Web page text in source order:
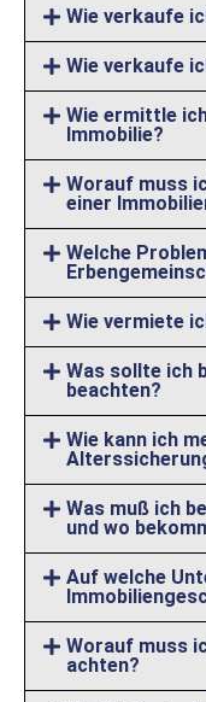
Wie verkaufe
Wie verkaufe
Wie ermittle
Immobilie?
Worauf muss
einer
Welche
Wie vermiete
Was sollte ich
beachten?
Wie kann ich
Was muß ich
und wo
Auf welche
Worauf muss
achten?